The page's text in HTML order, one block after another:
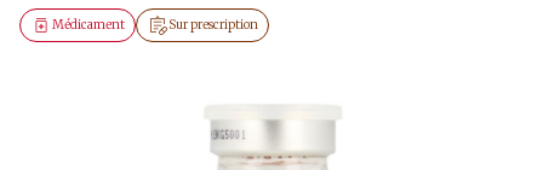
Sur prescription
Médicament